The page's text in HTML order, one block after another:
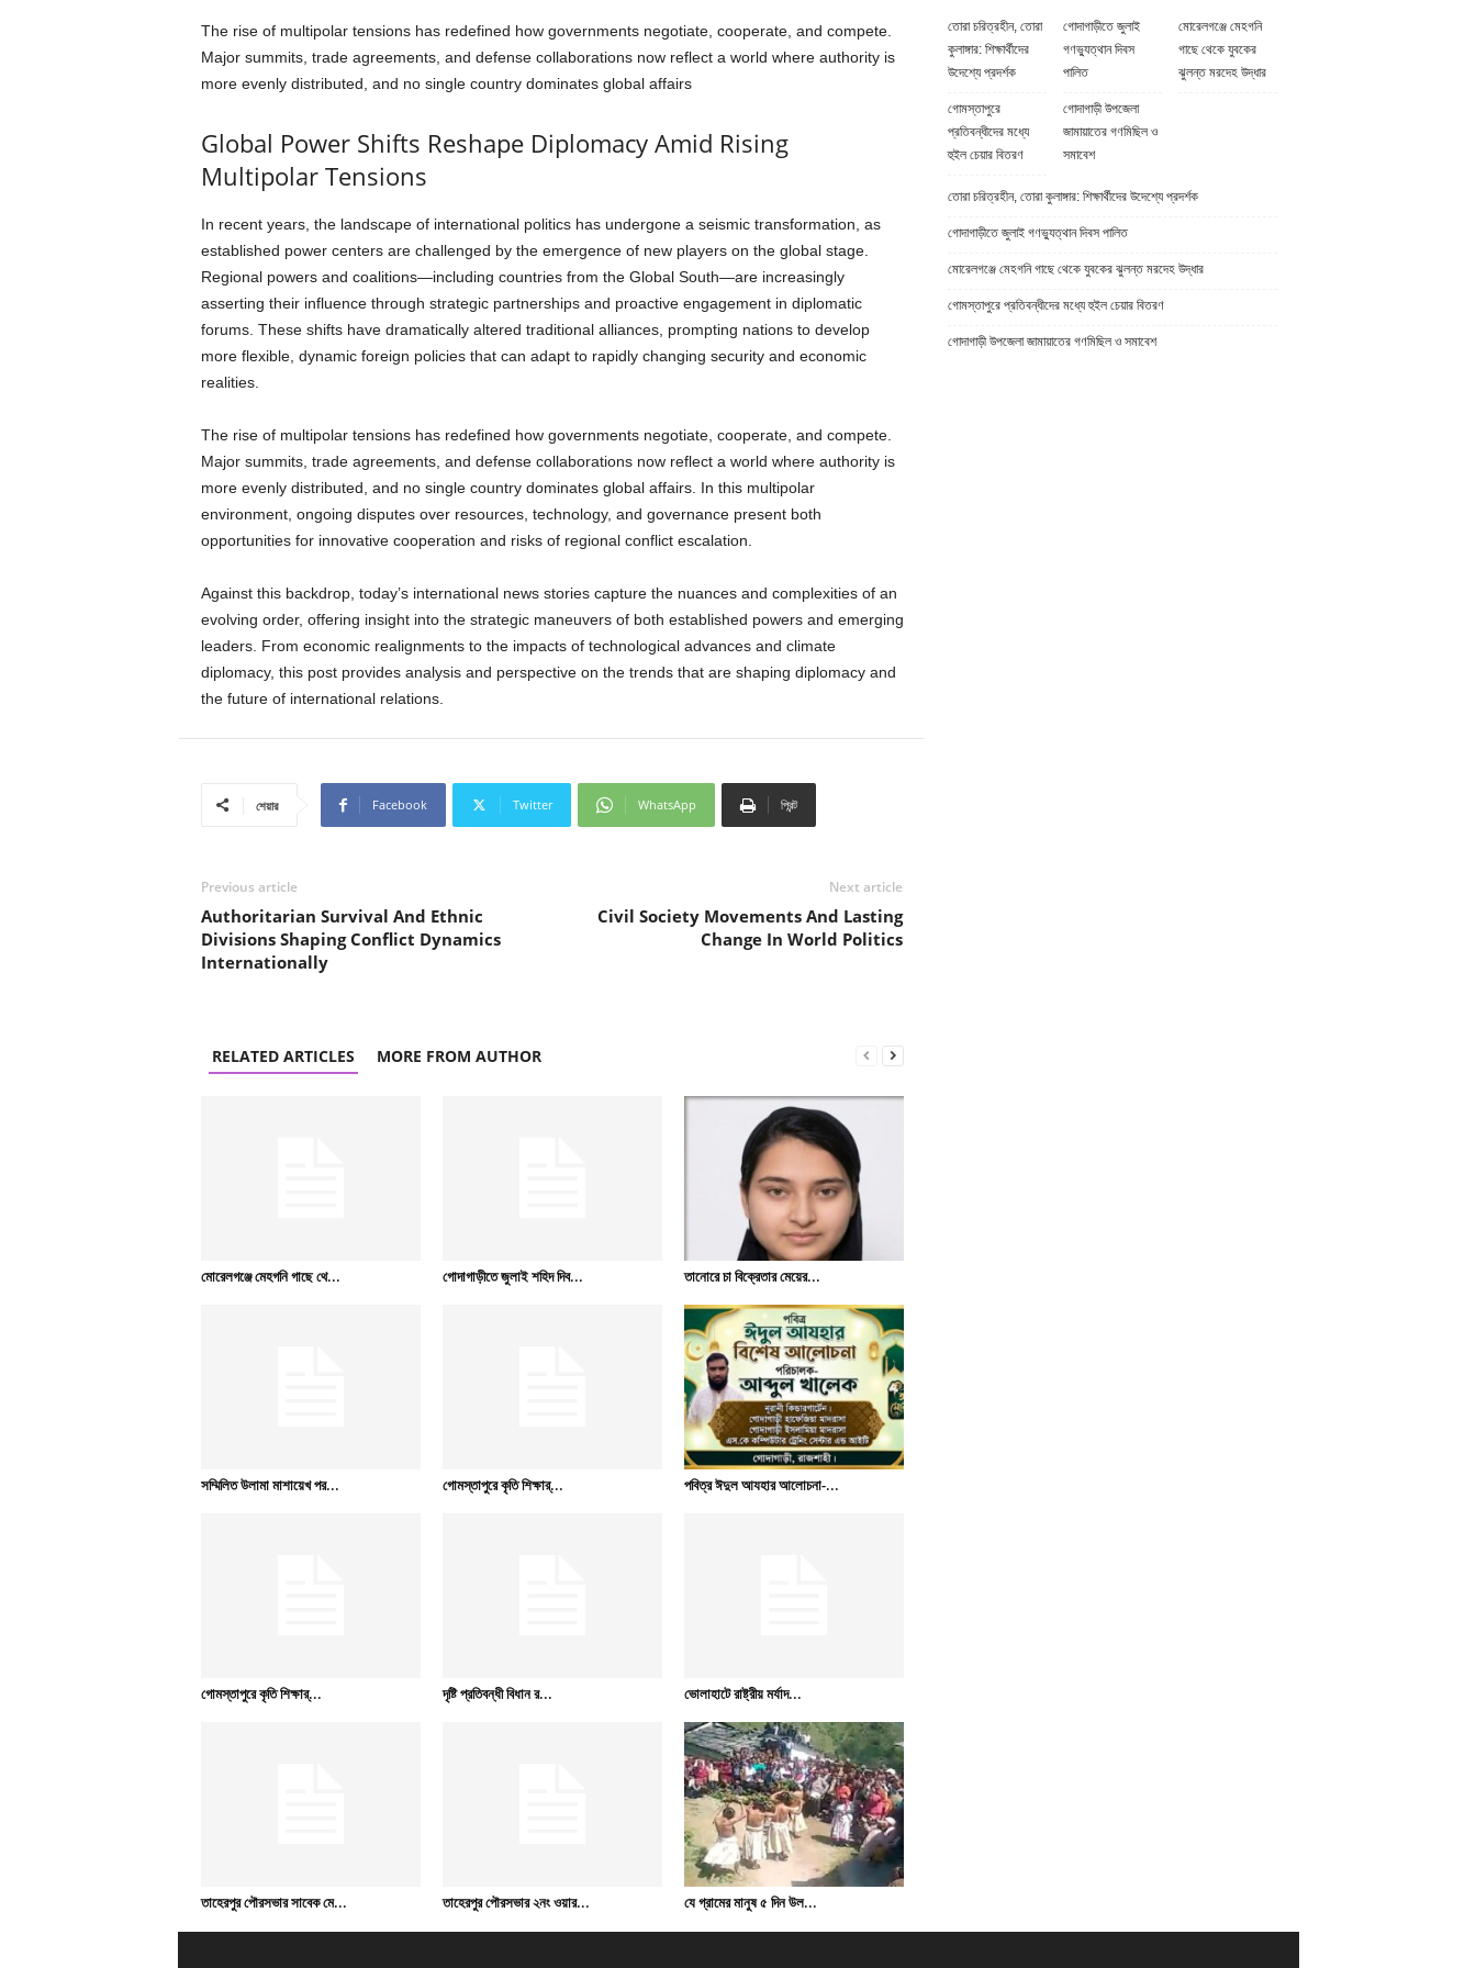
The rise of multipolar tensions has redefined how governments negotiate, cooperate, and compete.
Major summits, trade agreements, and defense collaborations now reflect a world where authority is
more evenly distributed, and no single country dominates global affairs
Global Power Shifts Reshape Diplomacy Amid Rising
Multipolar Tensions
In recent years, the landscape of international politics has undergone a seismic transformation, as
established power centers are challenged by the emergence of new players on the global stage.
Regional powers and coalitions—including countries from the Global South—are increasingly
asserting their influence through strategic partnerships and proactive engagement in diplomatic
forums. These shifts have dramatically altered traditional alliances, prompting nations to develop
more flexible, dynamic foreign policies that can adapt to rapidly changing security and economic
realities.
The rise of multipolar tensions has redefined how governments negotiate, cooperate, and compete.
Major summits, trade agreements, and defense collaborations now reflect a world where authority is
more evenly distributed, and no single country dominates global affairs. In this multipolar
environment, ongoing disputes over resources, technology, and governance present both
opportunities for innovative cooperation and risks of regional conflict escalation.
Against this backdrop, today’s international news stories capture the nuances and complexities of an
evolving order, offering insight into the strategic maneuvers of both established powers and emerging
leaders. From economic realignments to the impacts of technological advances and climate
diplomacy, this post provides analysis and perspective on the trends that are shaping diplomacy and
the future of international relations.
শেয়ার Facebook Twitter WhatsApp প্রিন্ট
Previous article
Authoritarian Survival And Ethnic
Divisions Shaping Conflict Dynamics
Internationally
Next article
Civil Society Movements And Lasting
Change In World Politics
RELATED ARTICLES MORE FROM AUTHOR
মোরেলগঞ্জে মেহগনি গাছে থে... গোদাগাড়ীতে জুলাই শহিদ দিব... তানোরে চা বিক্রেতার মেয়ের...
সম্মিলিত উলামা মাশায়েখ পর... গোমস্তাপুরে কৃতি শিক্ষার্... পবিত্র ঈদুল আযহার আলোচনা-...
গোমস্তাপুরে কৃতি শিক্ষার্... দৃষ্টি প্রতিবন্ধী বিধান র... ভোলাহাটে রাষ্ট্রীয় মর্যাদ...
তাহেরপুর পৌরসভার সাবেক মে... তাহেরপুর পৌরসভার ২নং ওয়ার... যে গ্রামের মানুষ ৫ দিন উল...
তোরা চরিত্রহীন, তোরা
কুলাঙ্গার: শিক্ষার্থীদের
উদেশ্যে প্রদর্শক
গোদাগাড়ীতে জুলাই
গণভ্যুত্থান দিবস
পালিত
মোরেলগঞ্জে মেহগনি
গাছে থেকে যুবকের
ঝুলন্ত মরদেহ উদ্ধার
গোমস্তাপুরে
প্রতিবন্ধীদের মধ্যে
হুইল চেয়ার বিতরণ
গোদাগাড়ী উপজেলা
জামায়াতের গণমিছিল ও
সমাবেশ
তোরা চরিত্রহীন, তোরা কুলাঙ্গার: শিক্ষার্থীদের উদেশ্যে প্রদর্শক
গোদাগাড়ীতে জুলাই গণভ্যুত্থান দিবস পালিত
মোরেলগঞ্জে মেহগনি গাছে থেকে যুবকের ঝুলন্ত মরদেহ উদ্ধার
গোমস্তাপুরে প্রতিবন্ধীদের মধ্যে হুইল চেয়ার বিতরণ
গোদাগাড়ী উপজেলা জামায়াতের গণমিছিল ও সমাবেশ